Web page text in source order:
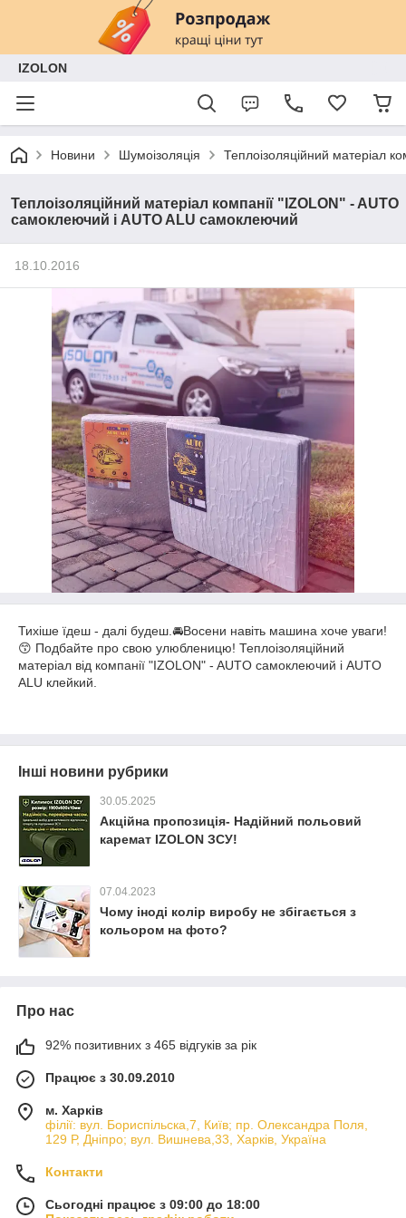
IZOLON
Новини Шумоізоляція Теплоізоляційний матеріал
Теплоізоляційний матеріал компанії "IZOLON" - AUTO
самоклеючий і AUTO ALU самоклеючий
18.10.2016
Тихіше їдеш - далі будеш.🚘Восени навіть машина хоче уваги!
😙 Подбайте про свою улюбленицю! Теплоізоляційний
матеріал від компанії "IZOLON" - AUTO самоклеючий і AUTO
ALU клейкий.
Інші новини рубрики
30.05.2025
Акційна пропозиція- Надійний польовий
каремат IZOLON ЗСУ!
07.04.2023
Чому іноді колір виробу не збігається з
кольором на фото?
Про нас
92% позитивних з 465 відгуків за рік
Працює з 30.09.2010
м. Харків
філії: вул. Бориcпільска,7, Київ; пр. Олександра Поля,
129 Р, Дніпро; вул. Вишнева,33, Харків, Україна
Контакти
Сьогодні працює з 09:00 до 18:00